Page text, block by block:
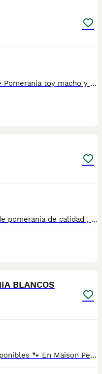
📞 613283995 WhatsApp Lulu de Pomerania toy macho y hembra de color negro no pierdas esta oportunidad de tener algo tan bonito Entregamos nuestros pequeños cachorritos con todas las garantías y cuidados necesarios , disponemos de núcleo zoológico para crianza y venta de nuestros cachorros . ✅Desparasitaciones y vacunas correspondientes a su edad . ✅Cartilla de vacunación . ✅Revisiones veterinarias . ✅Garantías víricas de 15 días . ✅Garantías genéticas de un año . Seriedad , confianza y bienestar animal son nuestra prioridad . También ofrecemos transporte propio para nuestros pequeños cachorros a toda la península , el pago lo podéis hacer contra reembolso . (con coste adicional) . Mandamos a toda España . Disponemos de varias razas Si no esta la raza que queréis llámanos , intentaremos encontrártela , trabajamos con los mejores criadores de España .
607 39 82 35 Preciosa camada de pomerania de calidad , se entregan con minimo de dos meses y medio de edad y sus vacunas correspondientes, desparasitados interna y externamente, pasaporte y microchip, contrato de garantia de salud. preferiblemente recogida en mano pero también podemos entregar en toda España mediante transporte de alta calidad preparado para animales y con chofer particular con posibilidad de pago contra reembolso Llámanos o háblanos por whats app, Teléfono 607398235
BLANCOS
🐾 MAISON PET – Cachorros disponibles 🐾 En Maison Pet contamos con cachorros disponibles de varias razas criados con dedicación, responsabilidad y mucho amor. 📍 Nos encontramos en Alameda de la Sagra (Toledo) y somos un criadero con Núcleo Zoológico propio y todos los permisos en regla. Trabajamos con más de 20 razas, entre ellas: 🐶 Pomerania 🐶 Teckel arlequín 🐶 Teckel negro fuego 🐶 Chihuahua 🐶 Mini Pinscher 🐶 Bodeguero 🐶 Shih Tzu 🐶 Golden Retriever 🐶 Dálmata 🐶 Bulldog Francés Fluffy 🐶 Bichón Maltés ✨ ¡y muchas más! Seleccionamos cuidadosamente nuestros ejemplares para ofrecer cachorros con excelente salud, genética y morfología, respetando siempre los estándares de cada raza. Contamos con un equipo especializado para cada raza, lo que nos permite dedicarles el tiempo, cuidados y atención necesarios. Nuestros cachorros nacen y crecen en ambiente familiar, con condiciones higiénico-sanitarias excepcionales y están correctamente socializados, fomentando un carácter equilibrado y tranquilo con personas y otros animales. 📋 Nuestros cachorros se entregan con: ✔ Vacunas correspondientes a su edad y cartilla veterinaria ✔ Desparasitación interna y externa ✔ Garantía vírica de 14 días ✔ Garantía congénita/genética mortal de 1 año ✔ Seguimiento y asesoramiento durante los primeros 15 días tras la llegada a su nuevo hogar 💰 Importante: Los precios que aparecen en los anuncios corresponden al importe de reserva del cachorro. El precio final puede variar según morfología, genética, calidad del ejemplar y disponibilidad en ese momento. 📲 Más información o disponibilidad: WhatsApp: 34 639 14 55 03 📸 Instagram: @maisonpetmadrid 🎵 TikTok: @maisonpetspain ✨ Estaremos encantados de ayudarte a encontrar a tu nuevo compañero de vida.